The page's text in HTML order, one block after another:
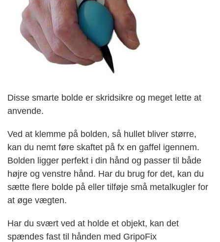
Disse smarte bolde er skridsikre og meget lette at
anvende.
Ved at klemme på bolden, så hullet bliver større,
kan du nemt føre skaftet på fx en gaffel igennem.
Bolden ligger perfekt i din hånd og passer til både
højre og venstre hånd. Har du brug for det, kan du
sætte flere bolde på eller tilføje små metalkugler for
at øge vægten.
Har du svært ved at holde et objekt, kan det
spændes fast til hånden med GripoFix